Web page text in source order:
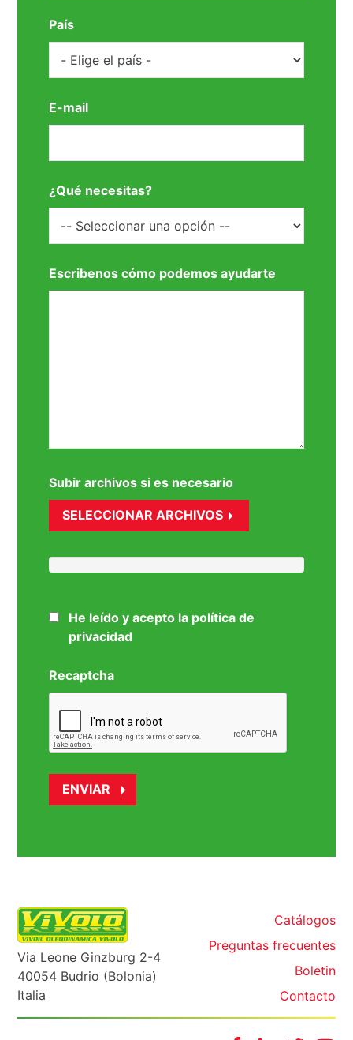
País
E-mail
¿Qué necesitas?
Escribenos cómo podemos ayudarte
Subir archivos si es necesario
SELECCIONAR ARCHIVOS
He leído y acepto la política de
privacidad
Recaptcha
Via Leone Ginzburg 2-4
40054 Budrio (Bolonia)
Italia
Catálogos
Preguntas frecuentes
Boletin
Contacto